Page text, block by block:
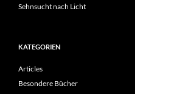
Sehnsucht nach Licht
KATEGORIEN
Articles
Besondere Bücher